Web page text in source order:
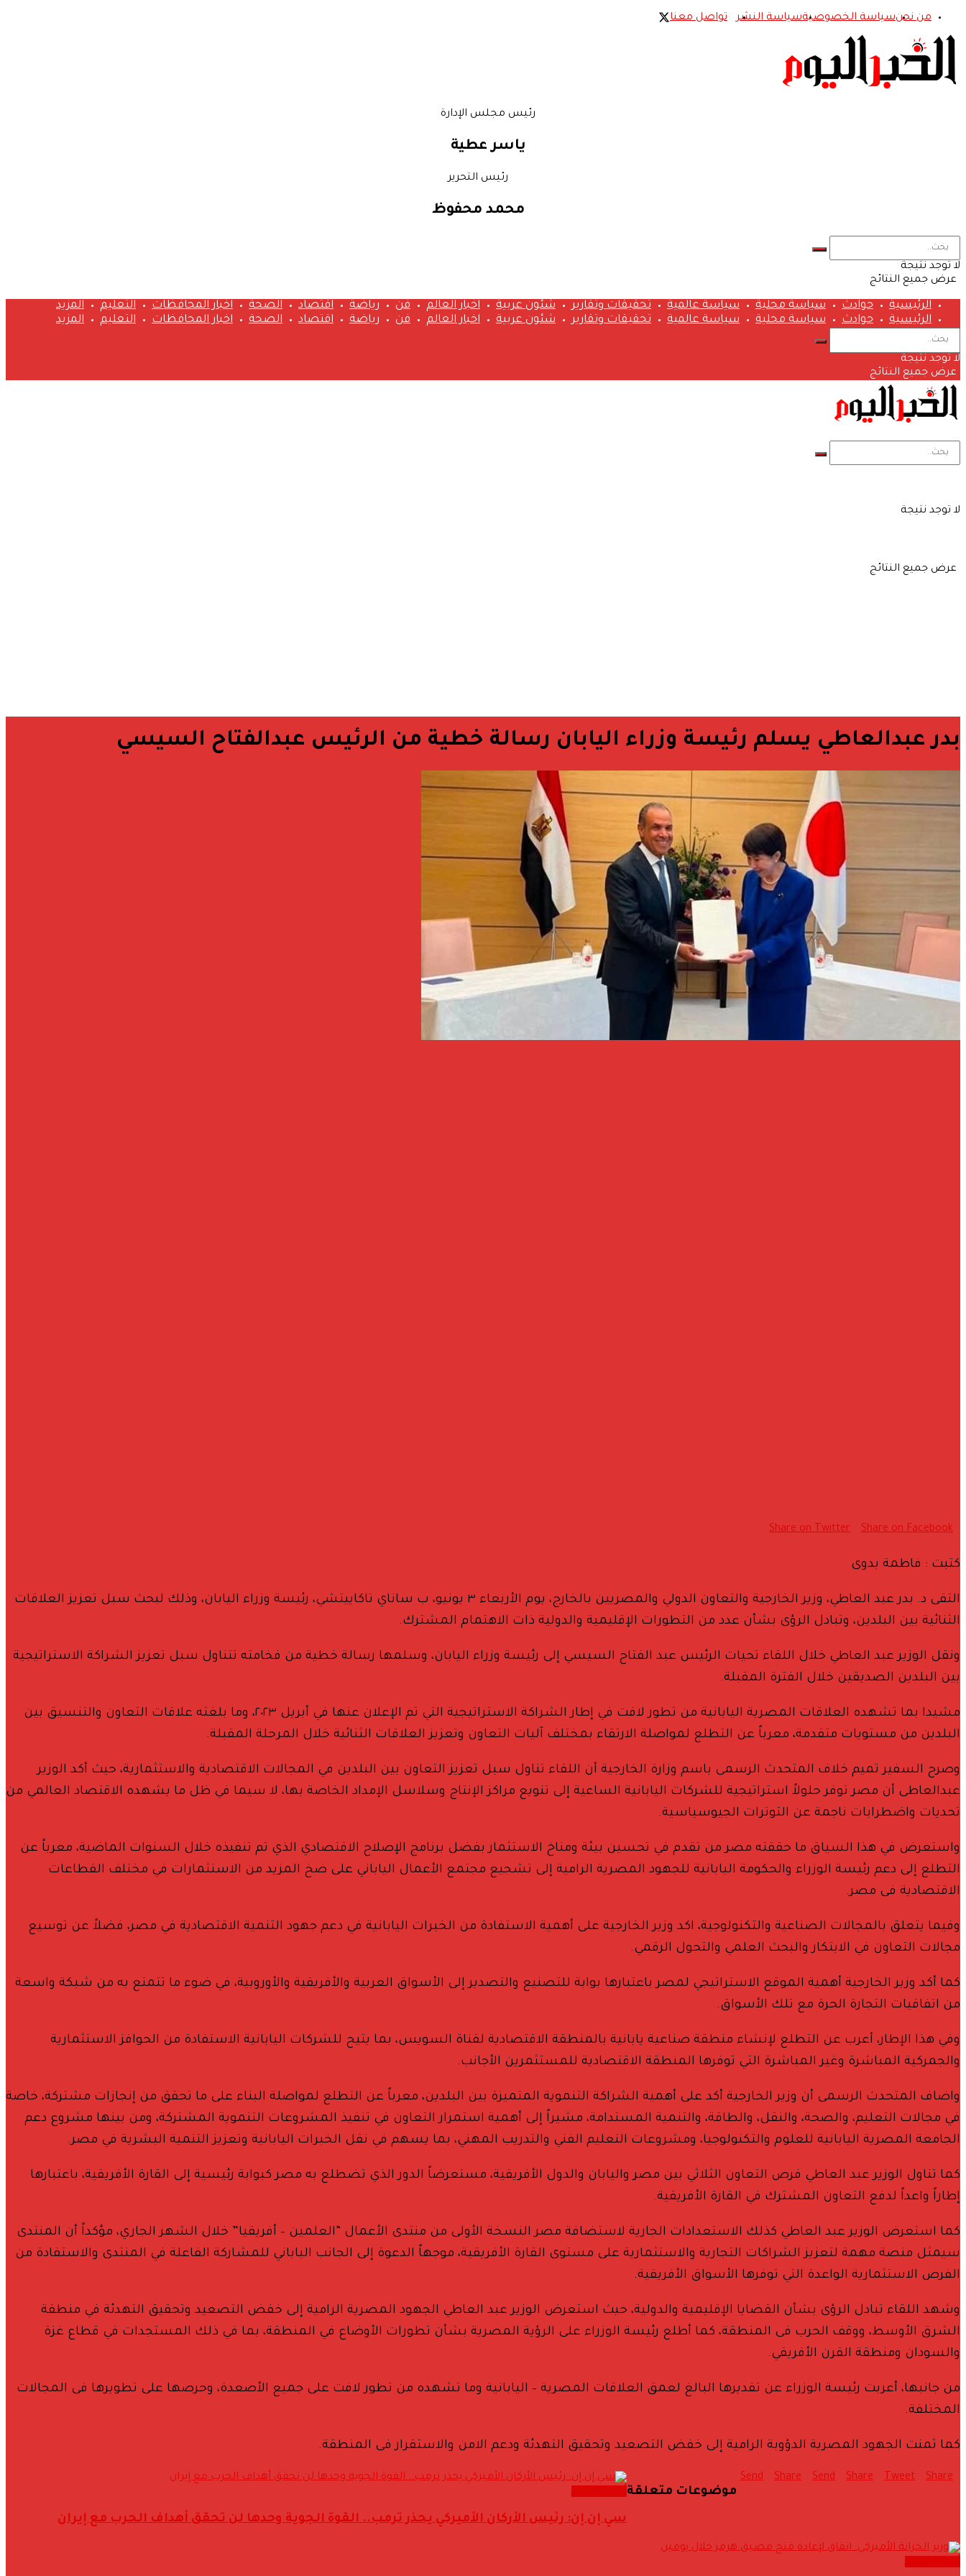
من نحنسياسة الخصوصيةسياسة النشر تواصل معنا
رئيس مجلس الإدارة
ياسر عطية
رئيس التحرير
محمد محفوظ
لا توجد نتيجة
عرض جميع النتائج
الرئيسية حوادث سياسة محلية سياسة عالمية تحقيقات وتقارير شئون عربية اخبار العالم فن رياضة اقتصاد الصحة اخبار المحافظات التعليم
المزيد
الرئيسية
حوادث سياسة محلية سياسة عالمية تحقيقات وتقارير شئون عربية اخبار العالم فن رياضة اقتصاد الصحة اخبار المحافظات التعليم المزيد
لا توجد نتيجة
عرض جميع النتائج
لا توجد نتيجة
عرض جميع النتائج
بدر عبدالعاطي يسلم رئيسة وزراء اليابان رسالة خطية من الرئيس عبدالفتاح السيسي
Share on Facebook
Share on Twitter
كتبت : فاطمة بدوى
التقى د. بدر عبد العاطي، وزير الخارجية والتعاون الدولي والمصريين بالخارج، يوم الأربعاء ٣ يونيو، ب ساناي تاكاييتشي، رئيسة وزراء اليابان، وذلك لبحث سبل تعزيز العلاقات
الثنائية بين البلدين، وتبادل الرؤى بشأن عدد من التطورات الإقليمية والدولية ذات الاهتمام المشترك.
ونقل الوزير عبد العاطي خلال اللقاء تحيات الرئيس عبد الفتاح السيسي إلى رئيسة وزراء اليابان، وسلمها رسالة خطية من فخامته تتناول سبل تعزيز الشراكة الاستراتيجية
بين البلدين الصديقين خلال الفترة المقبلة.
مشيدا بما تشهده العلاقات المصرية اليابانية من تطور لافت في إطار الشراكة الاستراتيجية التي تم الإعلان عنها في أبريل ٢٠٢٣، وما بلغته علاقات التعاون والتنسيق بين
البلدين من مستويات متقدمة، معرباً عن التطلع لمواصلة الارتقاء بمختلف آليات التعاون وتعزيز العلاقات الثنائية خلال المرحلة المقبلة.
وصرح السفير تميم خلاف المتحدث الرسمى باسم وزارة الخارجية أن اللقاء تناول سبل تعزيز التعاون بين البلدين في المجالات الاقتصادية والاستثمارية، حيث أكد الوزير
عبدالعاطى أن مصر توفر حلولاً استراتيجية للشركات اليابانية الساعية إلى تنويع مراكز الإنتاج وسلاسل الإمداد الخاصة بها، لا سيما في ظل ما يشهده الاقتصاد العالمي من
تحديات واضطرابات ناجمة عن التوترات الجيوسياسية.
واستعرض في هذا السياق ما حققته مصر من تقدم في تحسين بيئة ومناخ الاستثمار بفضل برنامج الإصلاح الاقتصادي الذي تم تنفيذه خلال السنوات الماضية، معرباً عن
التطلع إلى دعم رئيسة الوزراء والحكومة اليابانية للجهود المصرية الرامية إلى تشجيع مجتمع الأعمال الياباني على ضخ المزيد من الاستثمارات في مختلف القطاعات
الاقتصادية فى مصر.
وفيما يتعلق بالمجالات الصناعية والتكنولوجية، اكد وزير الخارجية على أهمية الاستفادة من الخبرات اليابانية في دعم جهود التنمية الاقتصادية في مصر، فضلاً عن توسيع
مجالات التعاون في الابتكار والبحث العلمي والتحول الرقمي.
كما أكد وزير الخارجية أهمية الموقع الاستراتيجي لمصر باعتبارها بوابة للتصنيع والتصدير إلى الأسواق العربية والأفريقية والأوروبية، في ضوء ما تتمتع به من شبكة واسعة
من اتفاقيات التجارة الحرة مع تلك الأسواق.
وفي هذا الإطار، أعرب عن التطلع لإنشاء منطقة صناعية يابانية بالمنطقة الاقتصادية لقناة السويس، بما يتيح للشركات اليابانية الاستفادة من الحوافز الاستثمارية
والجمركية المباشرة وغير المباشرة التي توفرها المنطقة الاقتصادية للمستثمرين الأجانب.
واضاف المتحدث الرسمى أن وزير الخارجية أكد على أهمية الشراكة التنموية المتميزة بين البلدين، معرباً عن التطلع لمواصلة البناء على ما تحقق من إنجازات مشتركة، خاصة
في مجالات التعليم، والصحة، والنقل، والطاقة، والتنمية المستدامة، مشيراً إلى أهمية استمرار التعاون في تنفيذ المشروعات التنموية المشتركة، ومن بينها مشروع دعم
الجامعة المصرية اليابانية للعلوم والتكنولوجيا، ومشروعات التعليم الفني والتدريب المهني، بما يسهم في نقل الخبرات اليابانية وتعزيز التنمية البشرية في مصر.
كما تناول الوزير عبد العاطي فرص التعاون الثلاثي بين مصر واليابان والدول الأفريقية، مستعرضاً الدور الذي تضطلع به مصر كبوابة رئيسية إلى القارة الأفريقية، باعتبارها
إطاراً واعداً لدفع التعاون المشترك في القارة الأفريقية.
كما استعرض الوزير عبد العاطي كذلك الاستعدادات الجارية لاستضافة مصر النسخة الأولى من منتدى الأعمال “العلمين – أفريقيا” خلال الشهر الجاري، مؤكداً أن المنتدى
سيمثل منصة مهمة لتعزيز الشراكات التجارية والاستثمارية على مستوى القارة الأفريقية، موجهاً الدعوة إلى الجانب الياباني للمشاركة الفاعلة في المنتدى والاستفادة من
الفرص الاستثمارية الواعدة التي توفرها الأسواق الأفريقية.
وشهد اللقاء تبادل الرؤى بشأن القضايا الإقليمية والدولية، حيث استعرض الوزير عبد العاطي الجهود المصرية الرامية إلى خفض التصعيد وتحقيق التهدئة في منطقة
الشرق الأوسط، ووقف الحرب فى المنطقة، كما أطلع رئيسة الوزراء على الرؤية المصرية بشأن تطورات الأوضاع في المنطقة، بما في ذلك المستجدات في قطاع غزة
والسودان ومنطقة القرن الأفريقي.
من جانبها، أعربت رئيسة الوزراء عن تقديرها البالغ لعمق العلاقات المصرية – اليابانية وما تشهده من تطور لافت على جميع الأصعدة، وحرصها على تطويرها فى المجالات
المختلفة.
كما ثمنت الجهود المصرية الدؤوبة الرامية إلى خفض التصعيد وتحقيق التهدئة ودعم الامن والاستقرار فى المنطقة.
Share
Tweet
Share
Send
Share
Send
موضوعات متعلقة
سي إن إن: رئيس الأركان الأميركي يحذر ترمب.. القوة الجوية وحدها لن تحقق أهداف الحرب مع إيران